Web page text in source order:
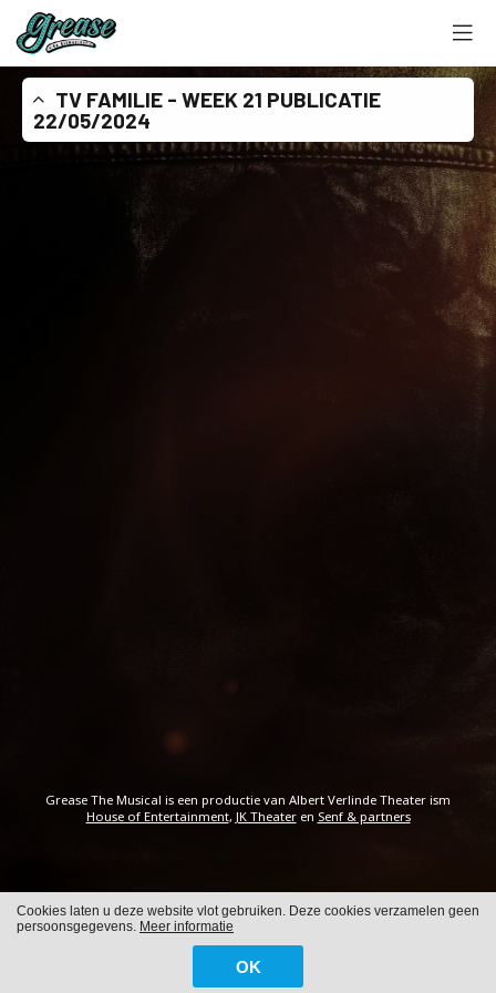
TV FAMILIE - WEEK 21 PUBLICATIE
22/05/2024
Grease The Musical is een productie van Albert Verlinde Theater ism
House of Entertainment, JK Theateren Senf & partners
Cookies Privacy
FROM ALWAYS AWAKE
Cookies laten u deze website vlot gebruiken. Deze cookies verzamelen geen
persoonsgegevens. Meer informatie
OK